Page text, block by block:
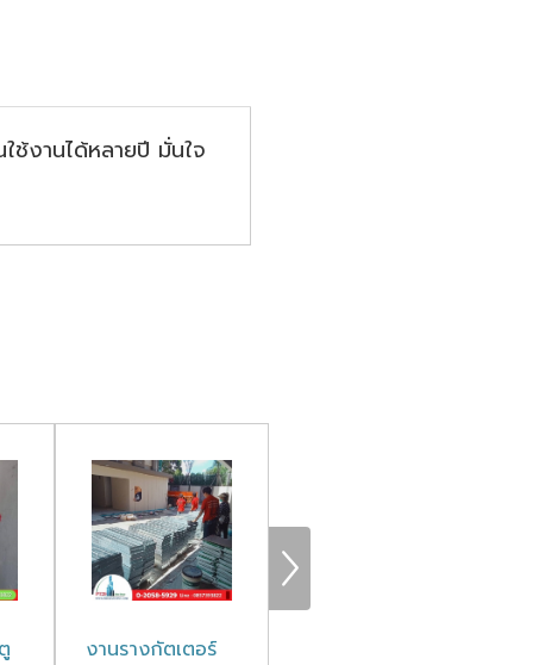
ช้งานได้หลายปี มั่นใจ
งานรางกัตเตอร์